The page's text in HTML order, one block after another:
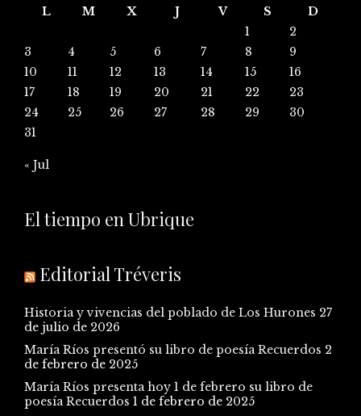
L
M X J V S
D
1
2
3
4 5 6 7 8
9
10
11 12 13 14 15
16
17
18 19 20 21 22
23
24
25 26 27 28 29
30
31
« Jul
El tiempo en Ubrique
Editorial Tréveris
Historia y vivencias del poblado de Los Hurones 27
de julio de 2026
María Ríos presentó su libro de poesía Recuerdos 2
de febrero de 2025
María Ríos presenta hoy 1 de febrero su libro de
poesía Recuerdos 1 de febrero de 2025